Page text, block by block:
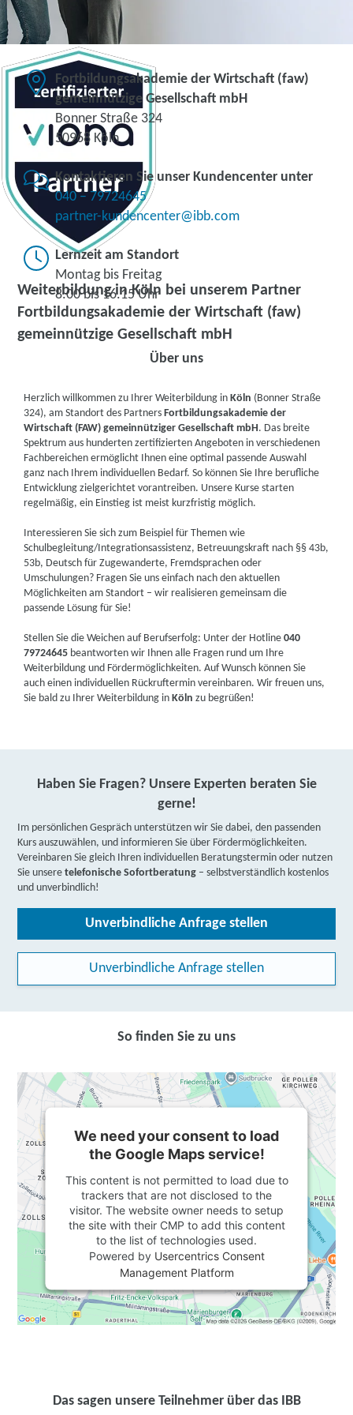
Weiterbildung in Köln bei unserem Partner
Fortbildungsakademie der Wirtschaft (faw)
gemeinnützige Gesellschaft mbH
Fortbildungsakademie der Wirtschaft (faw)
gemeinnützige Gesellschaft mbH
Bonner Straße 324
50968 Köln
Kontaktieren Sie unser Kundencenter unter
040 – 79724645
partner-kundencenter@ibb.com
Lernzeit am Standort
Montag bis Freitag
8.00 bis 16.15 Uhr
Über uns
Herzlich willkommen zu Ihrer Weiterbildung inKöln (Bonner Straße
324), am Standort des PartnersFortbildungsakademie der
Wirtschaft (FAW) gemeinnütziger Gesellschaft mbH. Das breite
Spektrum aus hunderten zertifizierten Angeboten in verschiedenen
Fachbereichen ermöglicht Ihnen eine optimal passende Auswahl
ganz nach Ihrem individuellen Bedarf. So können Sie Ihre berufliche
Entwicklung zielgerichtet vorantreiben. Unsere Kurse starten
regelmäßig, ein Einstieg ist meist kurzfristig möglich.
Interessieren Sie sich zum Beispiel für Themen wie
Schulbegleitung/Integrationsassistenz, Betreuungskraft nach §§ 43b,
53b, Deutsch für Zugewanderte, Fremdsprachen oder
Umschulungen? Fragen Sie uns einfach nach den aktuellen
Möglichkeiten am Standort – wir realisieren gemeinsam die
passende Lösung für Sie!
Stellen Sie die Weichen auf Berufserfolg: Unter der Hotline040
79724645 beantworten wir Ihnen alle Fragen rund um Ihre
Weiterbildung und Fördermöglichkeiten. Auf Wunsch können Sie
auch einen individuellen Rückruftermin vereinbaren. Wir freuen uns,
Sie bald zu Ihrer Weiterbildung inKöln zu begrüßen!
Haben Sie Fragen? Unsere Experten beraten Sie
gerne!
Im persönlichen Gespräch unterstützen wir Sie dabei, den passenden
Kurs auszuwählen, und informieren Sie über Fördermöglichkeiten.
Vereinbaren Sie gleich Ihren individuellen Beratungstermin oder nutzen
Sie unseretelefonische Sofortberatung – selbstverständlich kostenlos
und unverbindlich!
Unverbindliche Anfrage stellen
Unverbindliche Anfrage stellen
So finden Sie zu uns
We need your consent to load
the Google Maps service!
This content is not permitted to load due to
trackers that are not disclosed to the
visitor. The website owner needs to setup
the site with their CMP to add this content
to the list of technologies used.
Powered by Usercentrics Consent
Management Platform
Das sagen unsere Teilnehmer über das IBB